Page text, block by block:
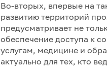
Во-вторых, впервые на
развитию территорий
предусматривает не
обеспечение доступа к
услугам, медицине и
актуально для тех, кто